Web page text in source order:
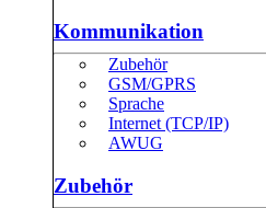
Kommunikation
Zubehör
GSM/GPRS
Sprache
Internet (TCP/IP)
AWUG
Zubehör